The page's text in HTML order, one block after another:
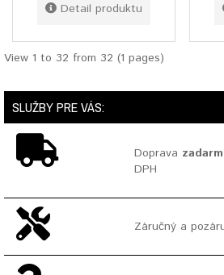
Detail produktu
View 1 to 32 from 32 (1 pages)
SLUŽBY PRE VÁS:
Doprava
DPH
Záručný a